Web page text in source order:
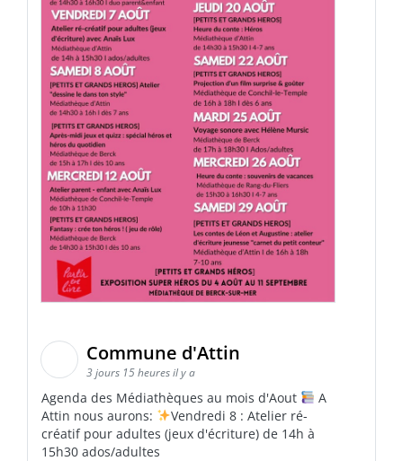
Commune d'Attin
3 jours 15 heures il y a
Agenda des Médiathèques au mois d'Aout
A
Attin nous aurons:
Vendredi 8 : Atelier ré-
créatif pour adultes (jeux d'écriture) de 14h à
15h30 ados/adultes